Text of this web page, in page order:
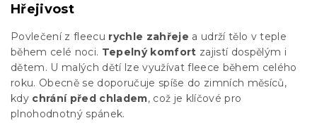
Hřejivost
Povlečení z fleecu rychle zahřeje a udrží tělo v teple
během celé noci. Tepelný komfort zajistí dospělým i
dětem. U malých dětí lze využívat fleece během celého
roku. Obecně se doporučuje spíše do zimních měsíců,
kdy chrání před chladem, což je klíčové pro
plnohodnotný spánek.